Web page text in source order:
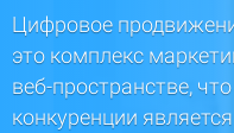
Цифровое
это комплекс
веб-пространстве,
конкуренции